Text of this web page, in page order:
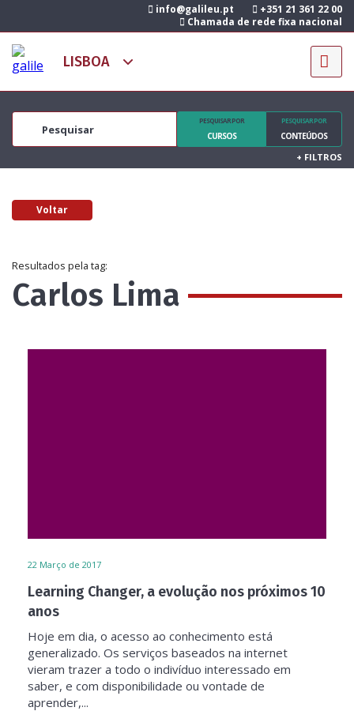
info@galileu.pt
+351 21 361 22 00
Chamada de rede fixa nacional
PESQUISAR POR
CURSOS
PESQUISAR POR
CONTEÚDOS
+ FILTROS
Voltar
Resultados pela tag:
Carlos Lima
22 Março de 2017
Learning Changer, a evolução nos próximos 10
anos
Hoje em dia, o acesso ao conhecimento está
generalizado. Os serviços baseados na internet
vieram trazer a todo o indivíduo interessado em
saber, e com disponibilidade ou vontade de
aprender,...